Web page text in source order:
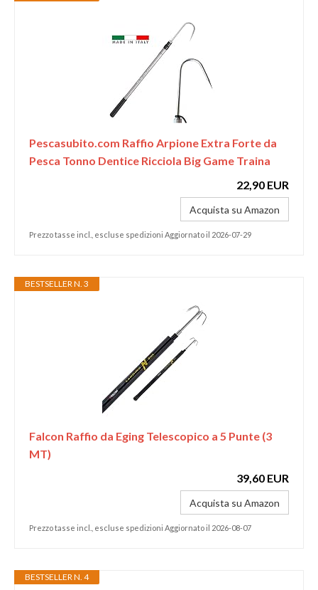
Pescasubito.com Raffio Arpione Extra Forte da
Pesca Tonno Dentice Ricciola Big Game Traina
22,90 EUR
Acquista su Amazon
Prezzo tasse incl., escluse spedizioni Aggiornato il 2026-07-29
BESTSELLER N. 3
Falcon Raffio da Eging Telescopico a 5 Punte (3
MT)
39,60 EUR
Acquista su Amazon
Prezzo tasse incl., escluse spedizioni Aggiornato il 2026-08-07
BESTSELLER N. 4